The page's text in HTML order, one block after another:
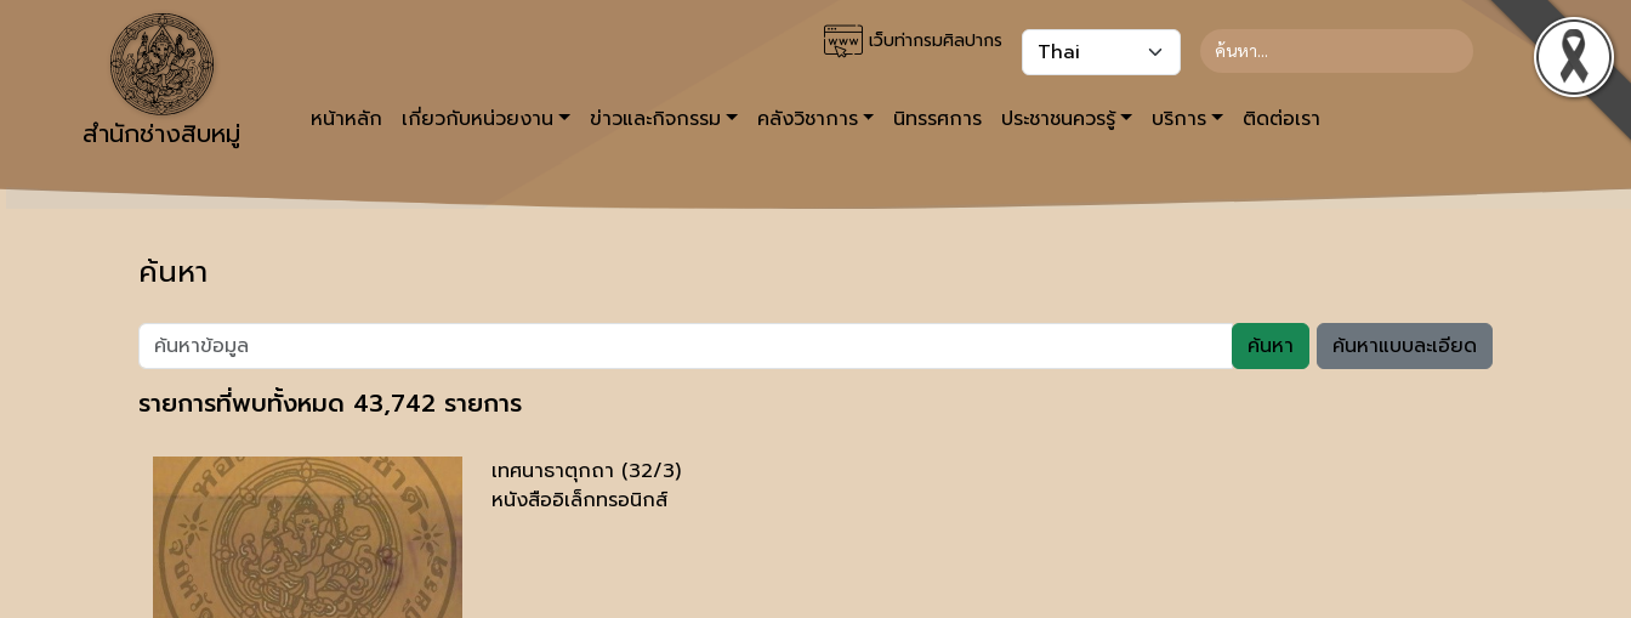
เว็บท่ากรมศิลปากร
สำนักช่างสิบหมู่ หน้าหลัก เกี่ยวกับหน่วยงาน ข่าวและกิจกรรม คลังวิชาการ นิทรรศการ ประชาชนควรรู้ บริการ ติดต่อเรา
ค้นหา
ค้นหา ค้นหาแบบละเอียด
รายการที่พบทั้งหมด 43,742 รายการ
เทศนาธาตุกถา (32/3)
หนังสืออิเล็กทรอนิกส์